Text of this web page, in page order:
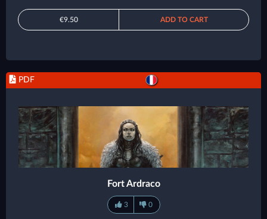
€9.50 ADD TO CART
PDF
Fort Ardraco
3 0